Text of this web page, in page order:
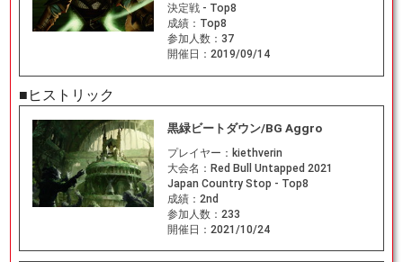
決定戦 - Top8
成績： Top8
参加人数： 37
開催日： 2019/09/14
■ヒストリック
黒緑ビートダウン/BG Aggro
プレイヤー： kiethverin
大会名： Red Bull Untapped 2021
Japan Country Stop - Top8
成績： 2nd
参加人数： 233
開催日： 2021/10/24